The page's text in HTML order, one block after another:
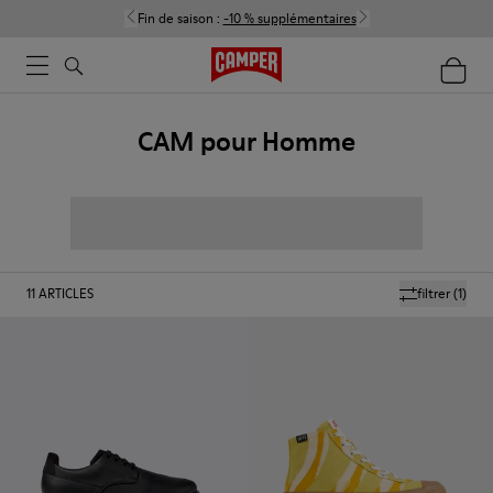
Fin de saison : -10 % supplémentaires
CAM pour Homme
filtrer(1)
11ARTICLES